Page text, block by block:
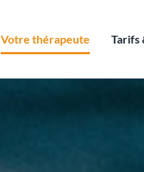
Votre thérapeute Tarifs